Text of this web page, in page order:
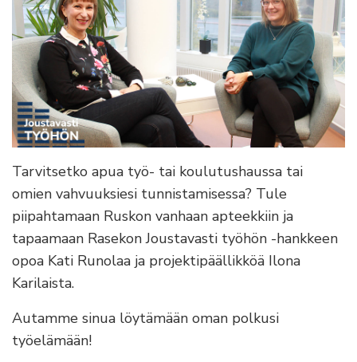
Tarvitsetko apua työ- tai koulutushaussa tai
omien vahvuuksiesi tunnistamisessa? Tule
piipahtamaan Ruskon vanhaan apteekkiin ja
tapaamaan Rasekon Joustavasti työhön -hankkeen
opoa Kati Runolaa ja projektipäällikköä Ilona
Karilaista.
Autamme sinua löytämään oman polkusi
työelämään!